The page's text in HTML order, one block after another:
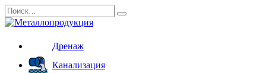
Перейти
к
содержанию
Search
for:
Дренаж
Канализация